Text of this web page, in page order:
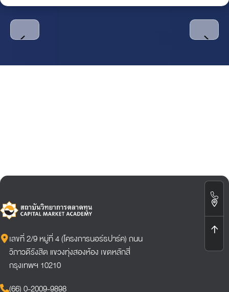
เลขที่ 2/9 หมู่ที่ 4 (โครงการนอร์ธปาร์ค) ถนน
วิภาวดีรังสิต แขวงทุ่งสองห้อง เขตหลักสี่
กรุงเทพฯ 10210
(66) 0-2009-9898